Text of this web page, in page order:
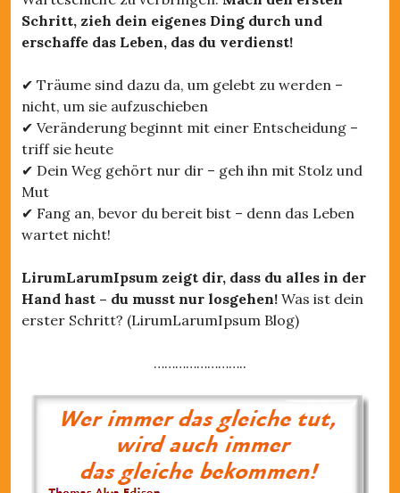
Schritt, zieh dein eigenes Ding durch und
erschaffe das Leben, das du verdienst!
✔ Träume sind dazu da, um gelebt zu werden –
nicht, um sie aufzuschieben
✔ Veränderung beginnt mit einer Entscheidung –
triff sie heute
✔ Dein Weg gehört nur dir – geh ihn mit Stolz und
Mut
✔ Fang an, bevor du bereit bist – denn das Leben
wartet nicht!
LirumLarumIpsum zeigt dir, dass du alles in der
Hand hast – du musst nur losgehen! Was ist dein
erster Schritt? (LirumLarumIpsum Blog)
……………………..